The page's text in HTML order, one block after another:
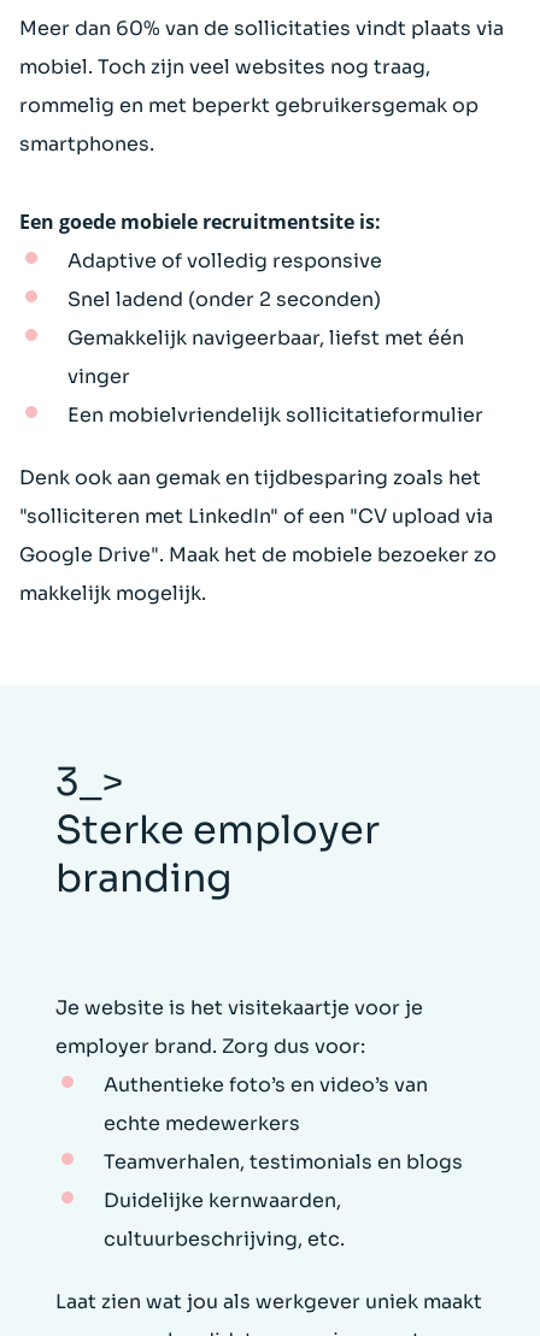
Meer dan 60% van de sollicitaties vindt plaats via
mobiel. Toch zijn veel websites nog traag,
rommelig en met beperkt gebruikersgemak op
smartphones.
Een goede mobiele recruitmentsite is:
Adaptive of volledig responsive
Snel ladend (onder 2 seconden)
Gemakkelijk navigeerbaar, liefst met één
vinger
Een mobielvriendelijk sollicitatieformulier
Denk ook aan gemak en tijdbesparing zoals het
"solliciteren met LinkedIn" of een "CV upload via
Google Drive". Maak het de mobiele bezoeker zo
makkelijk mogelijk.
3_>
Sterke employer
branding
Je website is het visitekaartje voor je
employer brand. Zorg dus voor:
Authentieke foto’s en video’s van
echte medewerkers
Teamverhalen, testimonials en blogs
Duidelijke kernwaarden,
cultuurbeschrijving, etc.
Laat zien wat jou als werkgever uniek maakt